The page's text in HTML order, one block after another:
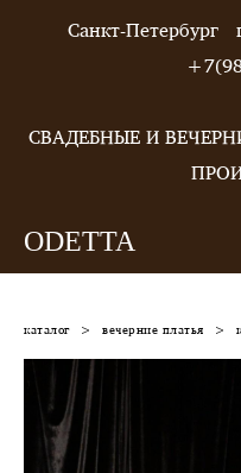
Санкт-
СВАДЕБНЫЕ И
ODETTA
каталог > вечерние платья >